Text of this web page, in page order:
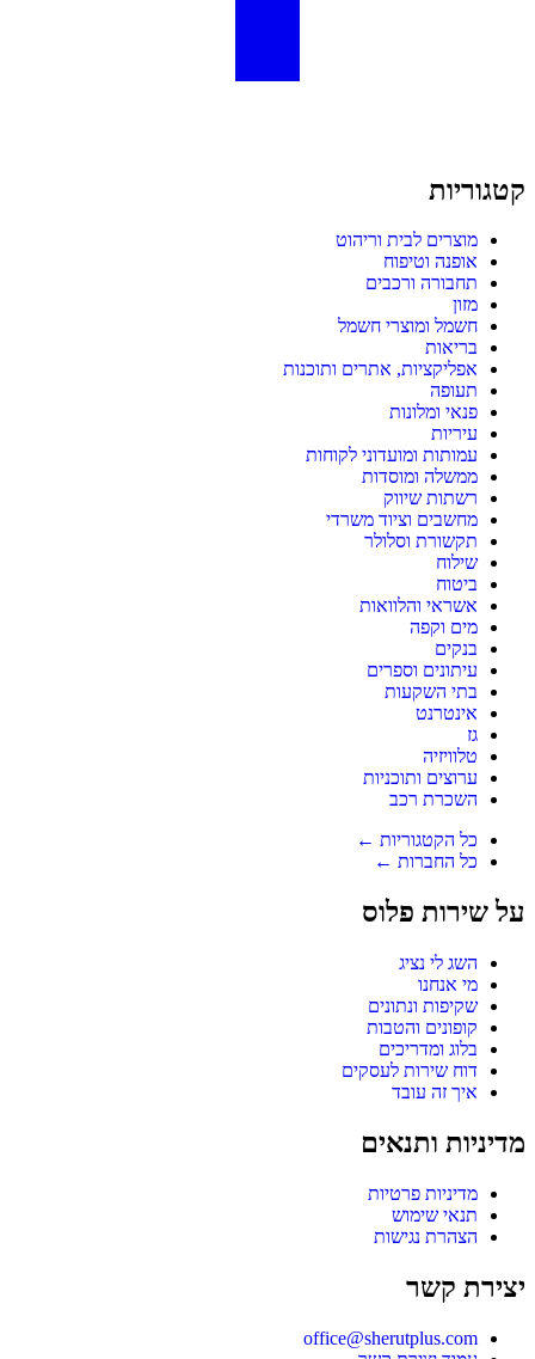
קטגוריות
מוצרים לבית וריהוט
אופנה וטיפוח
תחבורה ורכבים
מזון
חשמל ומוצרי חשמל
בריאות
אפליקציות, אתרים ותוכנות
תעופה
פנאי ומלונות
עיריות
עמותות ומועדוני לקוחות
ממשלה ומוסדות
רשתות שיווק
מחשבים וציוד משרדי
תקשורת וסלולר
שילוח
ביטוח
אשראי והלוואות
מים וקפה
בנקים
עיתונים וספרים
בתי השקעות
אינטרנט
גז
טלוויזיה
ערוצים ותוכניות
השכרת רכב
כל הקטגוריות ←
כל החברות ←
על שירות פלוס
השג לי נציג
מי אנחנו
שקיפות ונתונים
קופונים והטבות
בלוג ומדריכים
דוח שירות לעסקים
איך זה עובד
מדיניות ותנאים
מדיניות פרטיות
תנאי שימוש
הצהרת נגישות
יצירת קשר
office@sherutplus.com